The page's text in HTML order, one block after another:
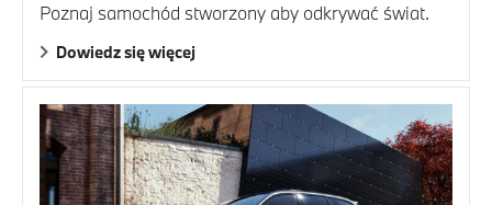
Poznaj samochód stworzony aby odkrywać świat.
Dowiedz się więcej